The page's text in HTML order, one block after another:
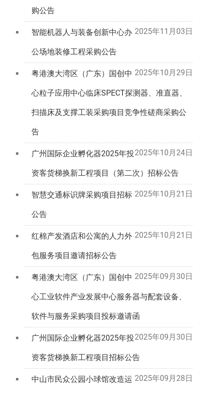
购公告
2025年11月03日
智能机器人与装备创新中心办
公场地装修工程采购公告
2025年10月29日
粤港澳大湾区（广东）国创中
心粒子应用中心临床SPECT探测器、准直器、
扫描床及支撑工装采购项目竞争性磋商采购公
告
2025年10月24日
广州国际企业孵化器2025年投
资客货梯换新工程项目（第二次）招标公告
2025年10月21日
智慧交通标识牌采购项目招标
公告
2025年10月21日
红棉产发酒店和公寓的人力外
包服务项目邀请招标公告
2025年09月30日
粤港澳大湾区（广东）国创中
心工业软件产业发展中心服务器与配套设备、
软件与服务采购项目投标邀请函
2025年09月30日
广州国际企业孵化器2025年投
资客货梯换新工程项目招标公告
2025年09月28日
中山市民众公园小球馆改造运